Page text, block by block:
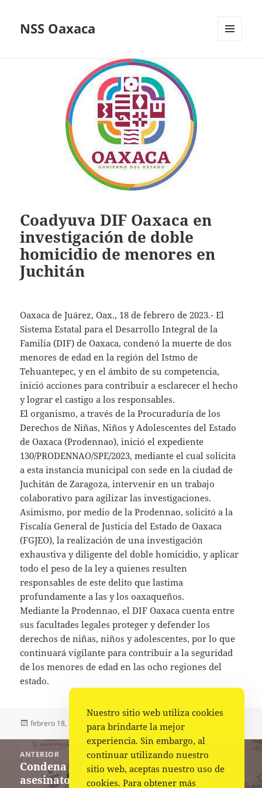
NSS Oaxaca
Coadyuva DIF Oaxaca en
investigación de doble
homicidio de menores en
Juchitán
Oaxaca de Juárez, Oax., 18 de febrero de 2023.- El
Sistema Estatal para el Desarrollo Integral de la
Familia (DIF) de Oaxaca, condenó la muerte de dos
menores de edad en la región del Istmo de
Tehuantepec, y en el ámbito de su competencia,
inició acciones para contribuir a esclarecer el hecho
y lograr el castigo a los responsables.
El organismo, a través de la Procuraduría de los
Derechos de Niñas, Niños y Adolescentes del Estado
de Oaxaca (Prodennao), inició el expediente
130/PRODENNAO/SPE/2023, mediante el cual solicita
a esta instancia municipal con sede en la ciudad de
Juchitán de Zaragoza, intervenir en un trabajo
colaborativo para agilizar las investigaciones.
Asimismo, por medio de la Prodennao, solicitó a la
Fiscalía General de Justicia del Estado de Oaxaca
(FGJEO), la realización de una investigación
exhaustiva y diligente del doble homicidio, y aplicar
todo el peso de la ley a quienes resulten
responsables de este delito que lastima
profundamente a las y los oaxaqueños.
Mediante la Prodennao, el DIF Oaxaca cuenta entre
sus facultades legales proteger y defender los
derechos de niñas, niños y adolescentes, por lo que
continuará vigilante para contribuir a la seguridad
de los menores de edad en las ocho regiones del
estado.
Publicado
febrero 18, 2023 Autor
Comunicado Categorías
Estado,
Navegación
entradas
ANTERIOR
Entrada
anterior:
Condena el gobernador Salomón Jara
asesinato de menores y ofrece justicia
Nuestro sitio web utiliza cookies
para brindarte la mejor
experiencia. Sin embargo, al
continuar utilizando nuestro
sitio web, aceptas nuestro uso de
cookies. Para obtener más